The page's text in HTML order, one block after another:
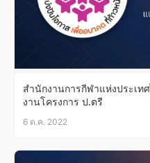
สำนักงานการกีฬาแห่งประเ
งานโครงการ ป.ตรี
6 ต.ค. 2022